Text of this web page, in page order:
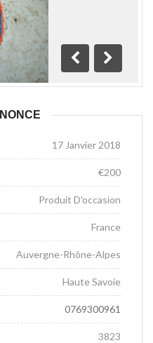
Précédente
Suivante
17 Janvier 2018
€200
Produit D'occasion
France
Auvergne-Rhône-Alpes
Haute Savoie
0769300961
3823